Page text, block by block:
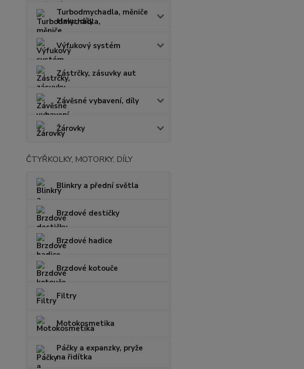
Turbodmychadla, měniče
tlaku, díly
Výfukový systém
Zástrčky, zásuvky aut
Závěsné vybavení, díly
Žárovky
ČTYŘKOLKY, MOTORKY, DÍLY
Blinkry a přední světla
Brzdové destičky
Brzdové hadice
Brzdové kotouče
Filtry
Motokosmetika
Páčky a expanzky, pryže
na řidítka